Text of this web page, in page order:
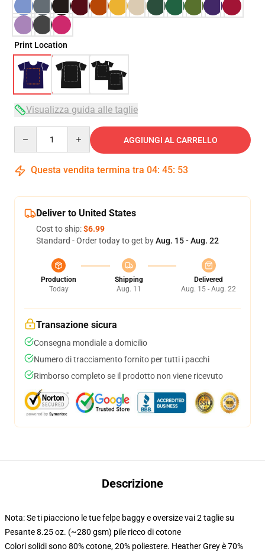
Print Location
Visualizza guida alle taglie
AGGIUNGI AL CARRELLO
Questa vendita termina tra 04: 45: 53
Deliver to United States
Cost to ship:$6.99
Standard - Order today to get byAug. 15 - Aug. 22
Production
Today
Shipping
Aug. 11
Delivered
Aug. 15 - Aug. 22
Transazione sicura
Consegna mondiale a domicilio
Numero di tracciamento fornito per tutti i pacchi
Rimborso completo se il prodotto non viene ricevuto
Descrizione
Nota: Se ti piacciono le tue felpe baggy e oversize vai 2 taglie su
Pesante 8.25 oz. (~280 gsm) pile ricco di cotone
Colori solidi sono 80% cotone, 20% poliestere. Heather Grey è 70%